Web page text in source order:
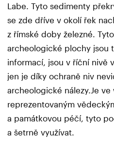
Labe. Tyto sedimenty
se zde dříve v okolí řek
z římské doby železné.
archeologické plochy jsou
informací, jsou v říční nivě
jen je díky ochraně niv
archeologické nálezy.Je ve
reprezentovaným
a památkovou péčí, tyto
a šetrně využívat.